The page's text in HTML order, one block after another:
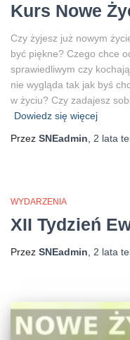
Kurs Nowe
Czy żyjesz już nowym
być piękne? Czego chce
sprawiedliwym czy
nie wygląda tak jak byś
w życiu? Czy zadajesz
Dowiedz się więcej
Przez SNEadmin, 2 lata
WYDARZENIA
XII Tydzień
Przez SNEadmin, 2 lata